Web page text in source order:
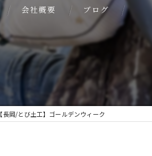
会社概要 ブログ
【長岡/とび土工】ゴールデンウィーク